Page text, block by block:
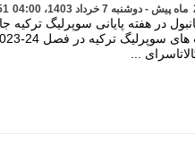
در هفته پایانی سوپرلیگ ترکیه
...